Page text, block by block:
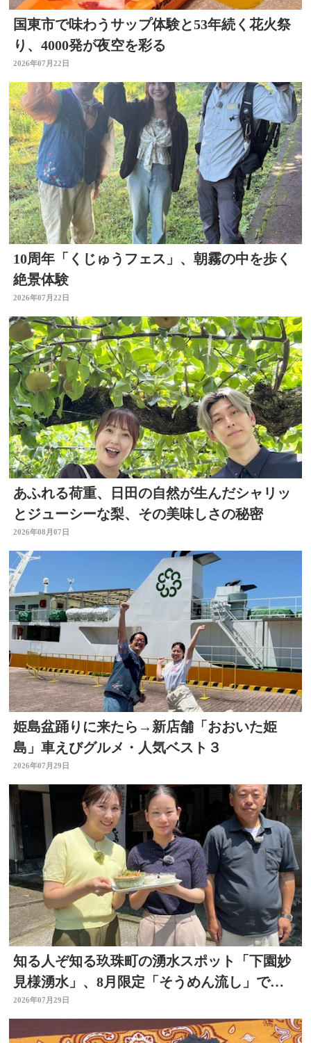
国東市で味わうサップ体験と53年続く花火祭
り、4000発が夜空を彩る
2026年07月22日
10周年「くじゅうフェス」、朝霧の中を歩く
絶景体験
2026年07月22日
あふれる荷重、日田の自然が生んだシャリッ
とジューシーな梨、その美味しさの秘密
2026年08月07日
姫島盆踊りに来たら→新店舗「おおいた姫
島」車えびグルメ・人気ベスト３
2026年07月29日
知る人ぞ知る玖珠町の湧水スポット「下園妙
見様湧水」、8月限定「そうめん流し」で涼
を求めて
2026年07月29日